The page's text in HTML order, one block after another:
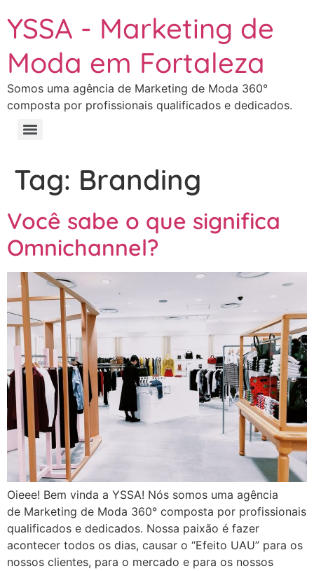
YSSA - Marketing de
Moda em Fortaleza
Somos uma agência de Marketing de Moda 360°
composta por profissionais qualificados e dedicados.
Tag: Branding
Você sabe o que significa
Omnichannel?
Oieee! Bem vinda a YSSA! Nós somos uma agência
de Marketing de Moda 360° composta por profissionais
qualificados e dedicados. Nossa paixão é fazer
acontecer todos os dias, causar o “Efeito UAU” para os
nossos clientes, para o mercado e para os nossos